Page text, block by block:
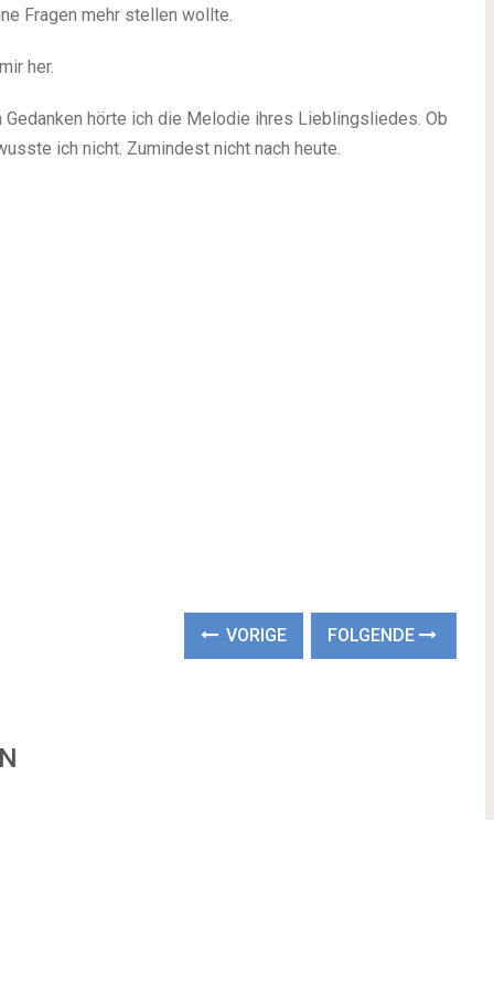
Fragen mehr stellen wollte.
her.
hörte ich die Melodie ihres Lieblingsliedes. Ob
ich nicht. Zumindest nicht nach heute.
VORIGE FOLGENDE